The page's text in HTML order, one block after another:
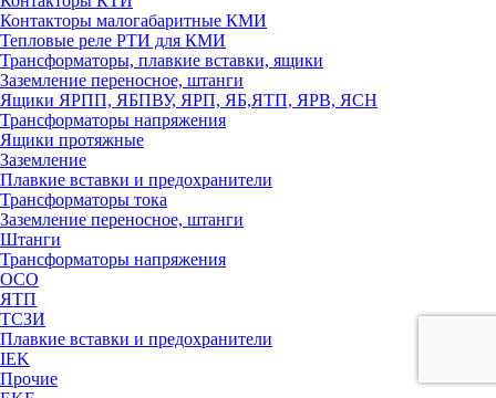
Контакторы малогабаритные КМИ
Тепловые реле РTИ для КМИ
Трансформаторы, плавкие вставки, ящики
Заземление переносное, штанги
Ящики ЯРПП, ЯБПВУ, ЯРП, ЯБ,ЯТП, ЯРВ, ЯСН
Трансформаторы напряжения
Ящики протяжные
Заземление
Плавкие вставки и предохранители
Трансформаторы тока
Заземление переносное, штанги
Штанги
Трансформаторы напряжения
ОСО
ЯТП
ТСЗИ
Плавкие вставки и предохранители
IEK
Прочие